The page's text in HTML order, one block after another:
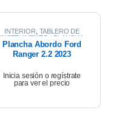
INTERIOR TABLERO DE
INSTRUMENTO / PLANCHA
ABORDO
Plancha Abordo Ford
Ranger 2.2 2023
Inicia sesión o regístrate
para ver el precio